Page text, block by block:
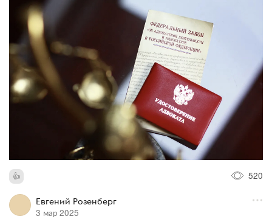
520
Евгений Розенберг
3 мар 2025